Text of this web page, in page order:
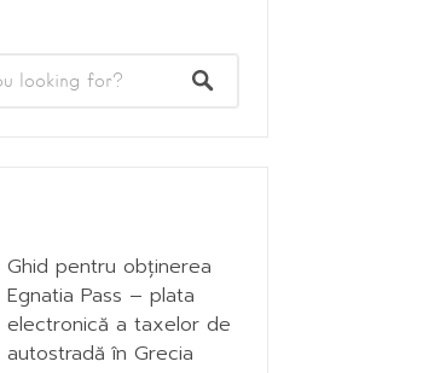
Ghid pentru obținerea
Egnatia Pass – plata
electronică a taxelor de
autostradă în Grecia